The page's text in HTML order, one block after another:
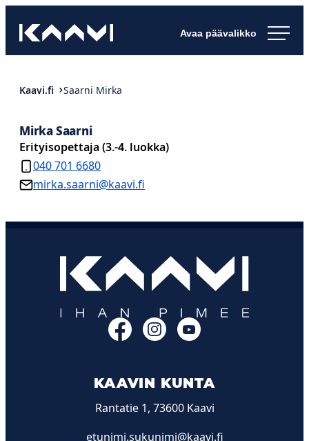
suoraan
sisältöön
Kaavin kunta
Kaavi.fi Saarni Mirka
Mirka Saarni
Erityisopettaja (3.-4. luokka)
040 701 6680
mirka.saarni@kaavi.fi
FacebookInstagram
KAAVIN KUNTA
Rantatie 1, 73600 Kaavi
etunimi.sukunimi@kaavi.fi